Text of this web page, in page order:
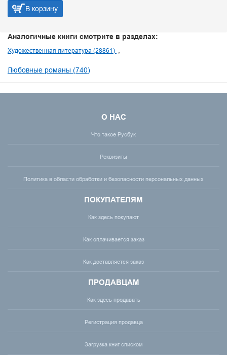
В корзину
Аналогичные книги смотрите в разделах:
Художественная литература (28861)
Любовные романы (740)
О НАС
Что такое Русбук
Реквизиты
Политика в области обработки и безопасности персональных данных
ПОКУПАТЕЛЯМ
Как здесь покупают
Как оплачивается заказ
Как доставляется заказ
ПРОДАВЦАМ
Как здесь продавать
Регистрация продавца
Загрузка книг списком